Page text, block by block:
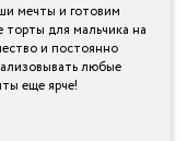
мечты и готовим
для мальчика на
и постоянно
любые
еще ярче!